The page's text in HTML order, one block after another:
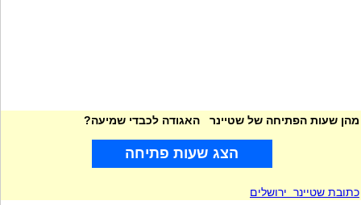
מהן שעות הפתיחה של שטיינר האגודה לכבדי שמיעה?
הצג שעות פתיחה
כתובת שטיינר ירושלים